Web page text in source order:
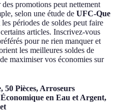
promotions peut nettement
selon une étude de UFC-Que
périodes de soldes peut faire
articles. Inscrivez-vous
pour ne rien manquer et
les meilleures soldes de
maximiser vos économies sur
Pièces, Arroseurs
en Eau et Argent,